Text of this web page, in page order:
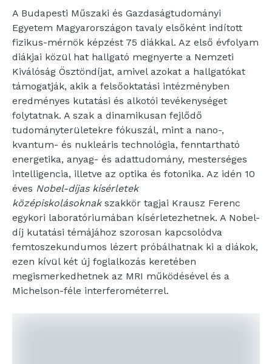
A Budapesti Műszaki és Gazdaságtudományi
Egyetem Magyarországon tavaly elsőként indított
fizikus-mérnök képzést 75 diákkal. Az első évfolyam
diákjai közül hat hallgató megnyerte a Nemzeti
Kiválóság Ösztöndíjat, amivel azokat a hallgatókat
támogatják, akik a felsőoktatási intézményben
eredményes kutatási és alkotói tevékenységet
folytatnak. A szak a dinamikusan fejlődő
tudományterületekre fókuszál, mint a nano-,
kvantum- és nukleáris technológia, fenntartható
energetika, anyag- és adattudomány, mesterséges
intelligencia, illetve az optika és fotonika. Az idén 10
éves Nobel-díjas kísérletek
középiskolásoknakszakkör tagjai Krausz Ferenc
egykori laboratóriumában kísérletezhetnek. A Nobel-
díj kutatási témájához szorosan kapcsolódva
femtoszekundumos lézert próbálhatnak ki a diákok,
ezen kívül két új foglalkozás keretében
megismerkedhetnek az MRI működésével és a
Michelson-féle interferométerrel.